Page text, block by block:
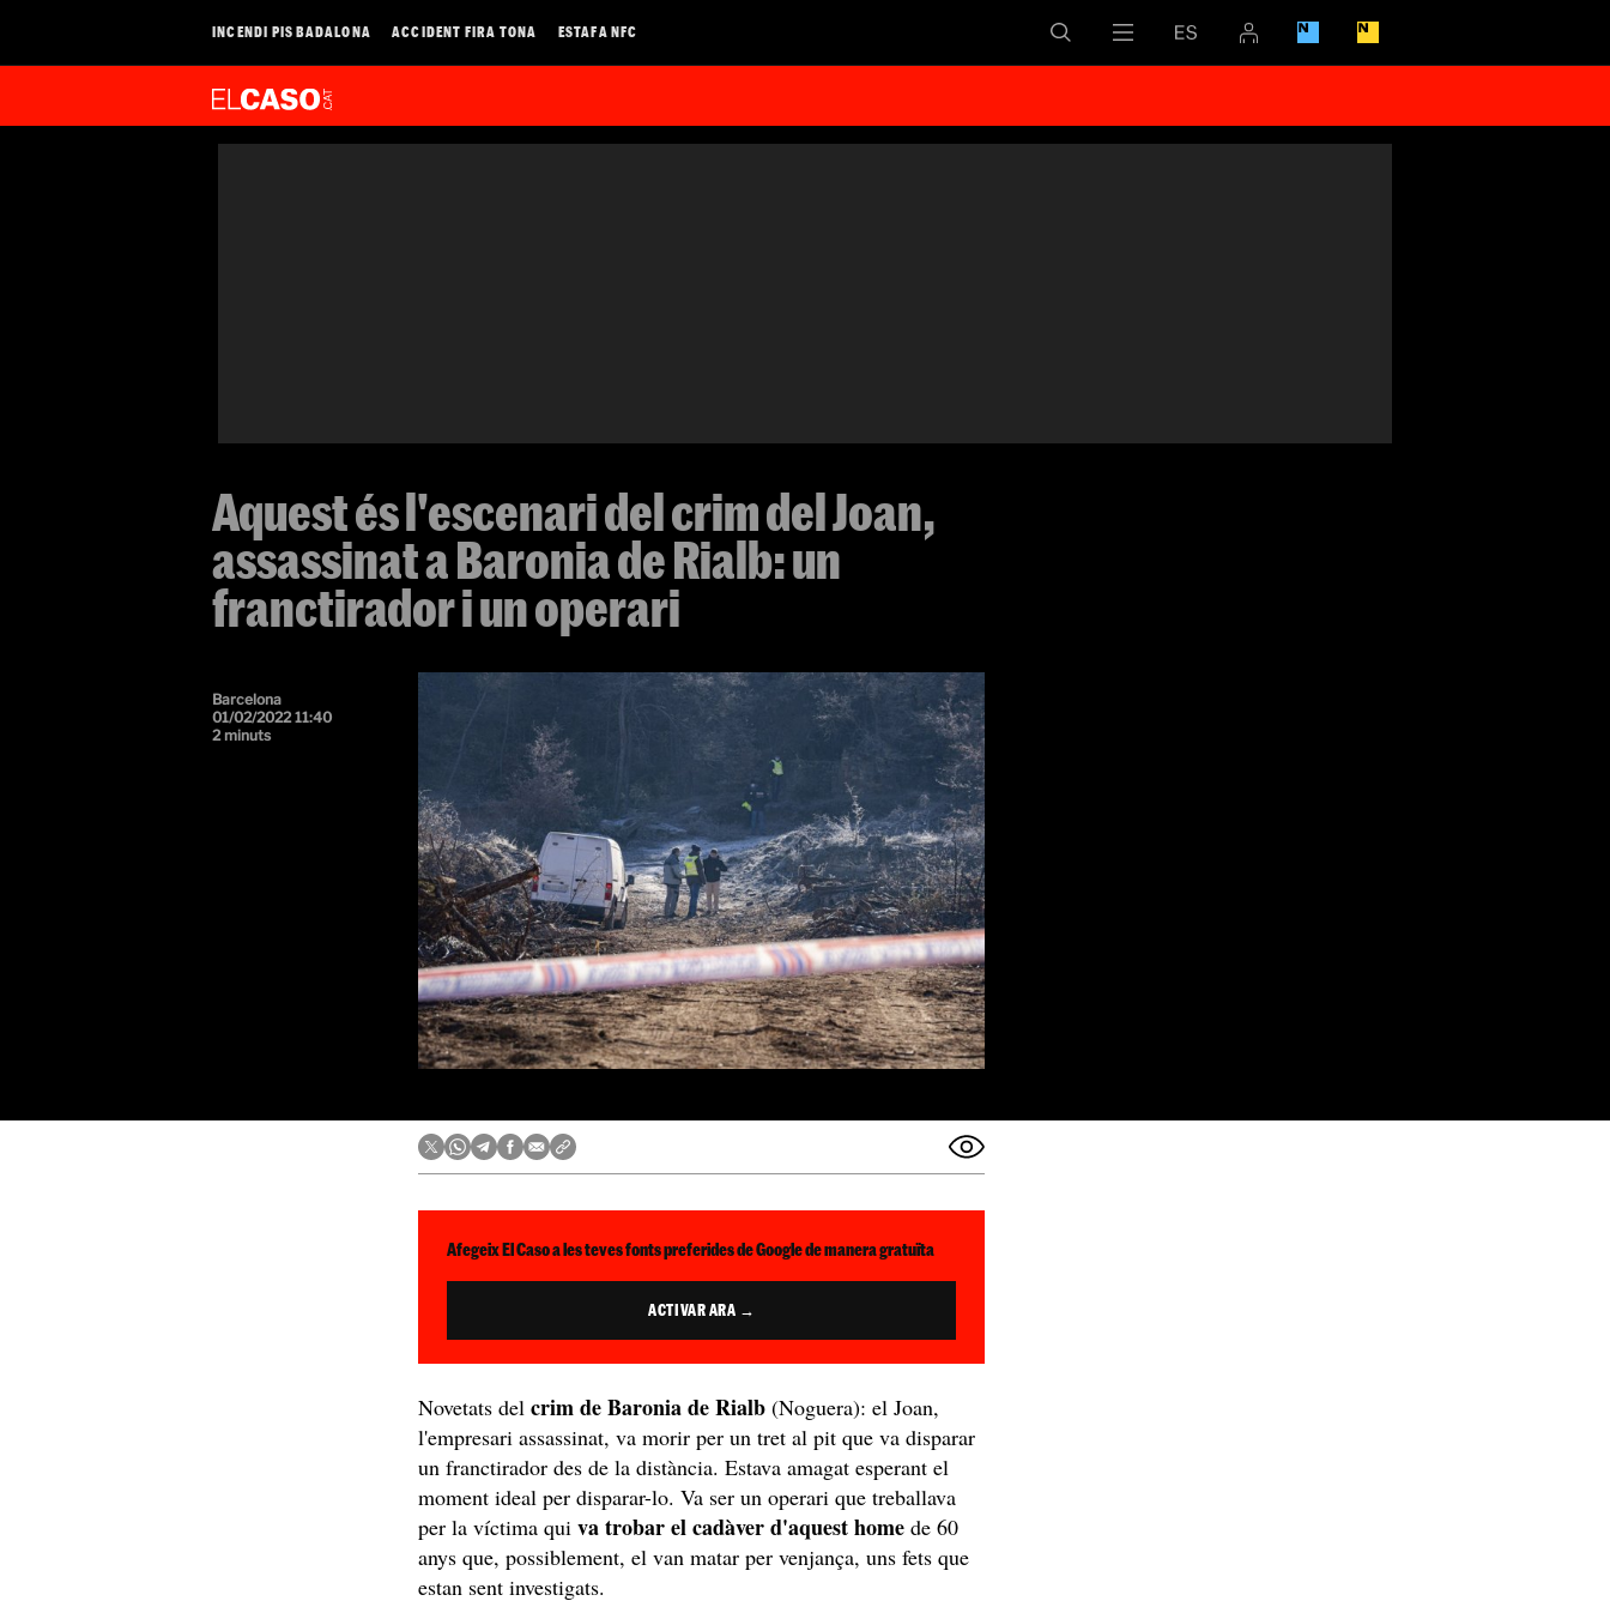
INCENDI PIS BADALONA ACCIDENT FIRA TONA ESTAFA NFC
Aquest és l'escenari del crim del Joan,
assassinat a Baronia de Rialb: un
franctirador i un operari
Barcelona
01/02/2022 11:40
2 minuts
Afegeix El Caso a les teves fonts preferides de Google de manera gratuïta
ACTIVAR ARA →
Novetats del crim de Baronia de Rialb (Noguera): el Joan,
l'empresari assassinat, va morir per un tret al pit que va disparar
un franctirador des de la distància. Estava amagat esperant el
moment ideal per disparar-lo. Va ser un operari que treballava
per la víctima quiva trobar el cadàver d'aquest homede 60
anys que, possiblement, el van matar per venjança, uns fets que
estan sent investigats.